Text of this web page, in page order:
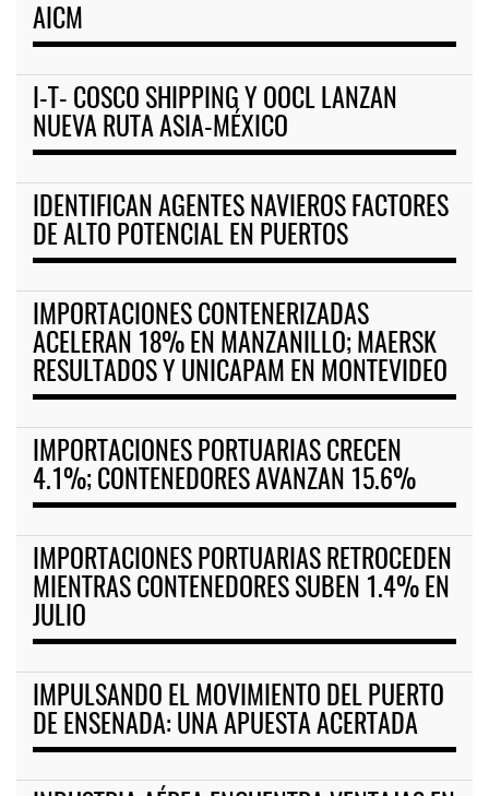
AICM
I-T- COSCO SHIPPING Y OOCL LANZAN
NUEVA RUTA ASIA-MÉXICO
IDENTIFICAN AGENTES NAVIEROS FACTORES
DE ALTO POTENCIAL EN PUERTOS
IMPORTACIONES CONTENERIZADAS
ACELERAN 18% EN MANZANILLO; MAERSK
RESULTADOS Y UNICAPAM EN MONTEVIDEO
IMPORTACIONES PORTUARIAS CRECEN
4.1%; CONTENEDORES AVANZAN 15.6%
IMPORTACIONES PORTUARIAS RETROCEDEN
MIENTRAS CONTENEDORES SUBEN 1.4% EN
JULIO
IMPULSANDO EL MOVIMIENTO DEL PUERTO
DE ENSENADA: UNA APUESTA ACERTADA